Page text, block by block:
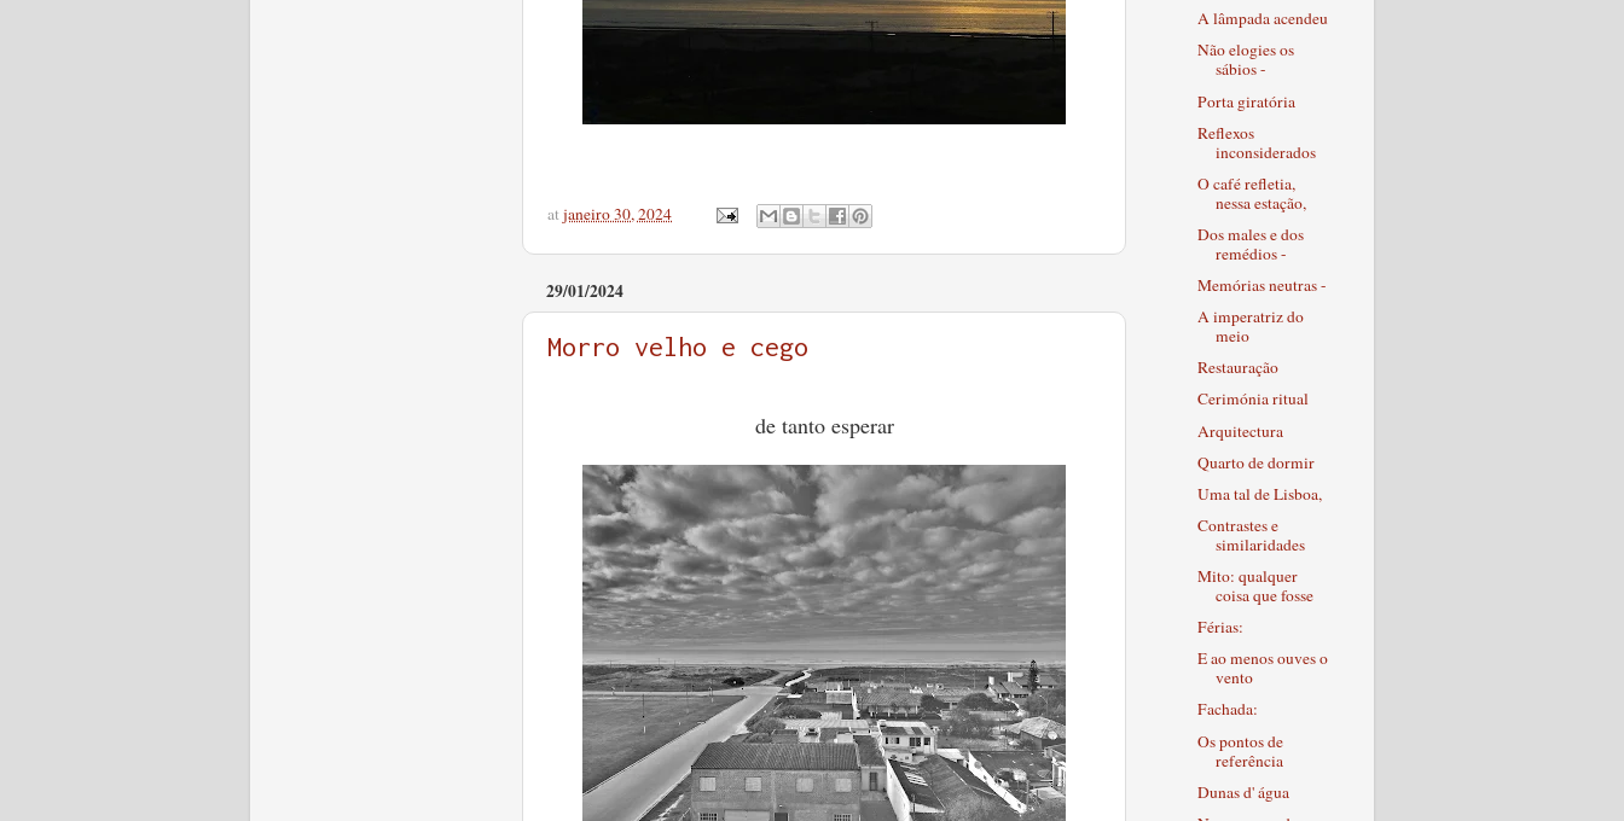
at janeiro 30, 2024
29/01/2024
Morro velho e cego
de tanto esperar
A lâmpada acendeu
Não elogies os
sábios -
Porta giratória
Reflexos
inconsiderados
O café refletia,
nessa estação,
Dos males e dos
remédios -
Memórias neutras -
A imperatriz do
meio
Restauração
Cerimónia ritual
Arquitectura
Quarto de dormir
Uma tal de Lisboa,
Contrastes e
similaridades
Mito: qualquer
coisa que fosse
Férias:
E ao menos ouves o
vento
Fachada:
Os pontos de
referência
Dunas d' água